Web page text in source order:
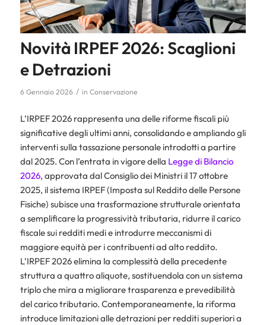
Novità IRPEF 2026: Scaglioni
e Detrazioni
6 Gennaio 2026 / in Conservazione
L’IRPEF 2026 rappresenta una delle riforme fiscali più
significative degli ultimi anni, consolidando e ampliando gli
interventi sulla tassazione personale introdotti a partire
dal 2025. Con l’entrata in vigore della Legge di Bilancio
2026, approvata dal Consiglio dei Ministri il 17 ottobre
2025, il sistema IRPEF (Imposta sul Reddito delle Persone
Fisiche) subisce una trasformazione strutturale orientata
a semplificare la progressività tributaria, ridurre il carico
fiscale sui redditi medi e introdurre meccanismi di
maggiore equità per i contribuenti ad alto reddito.
L’IRPEF 2026 elimina la complessità della precedente
struttura a quattro aliquote, sostituendola con un sistema
triplo che mira a migliorare trasparenza e prevedibilità
del carico tributario. Contemporaneamente, la riforma
introduce limitazioni alle detrazioni per redditi superiori a